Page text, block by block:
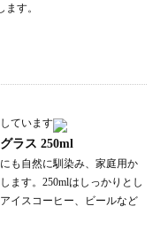
す。
ています
ラス 250ml
も自然に馴染み、家庭用か
ます。250mlはしっかりとし
イスコーヒー、ビールなど